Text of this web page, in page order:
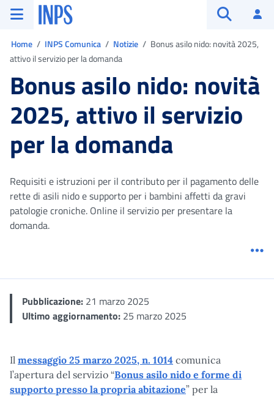
Vai al menu principale
Vai al contenuto principale
Vai al pie' di pagina
INPS ()
Home INPS Comunica Notizie
Bonus asilo nido: novità 2025,
attivo il servizio per la domanda
Bonus asilo nido: novità
2025, attivo il servizio
per la domanda
Requisiti e istruzioni per il contributo per il pagamento delle
rette di asili nido e supporto per i bambini affetti da gravi
patologie croniche. Online il servizio per presentare la
domanda.
Pubblicazione: 21 marzo 2025
Ultimo aggiornamento: 25 marzo 2025
Il messaggio 25 marzo 2025, n. 1014 comunica
l’apertura del servizio “Bonus asilo nido e forme di
supporto presso la propria abitazione” per la